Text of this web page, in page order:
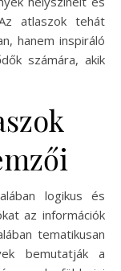
atlaszok tehát
hanem inspiráló
számára, akik
logikus és
az információk
tematikusan
bemutatják a